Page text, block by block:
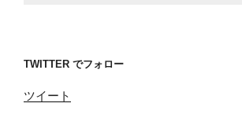
TWITTER でフォロー
ツイート